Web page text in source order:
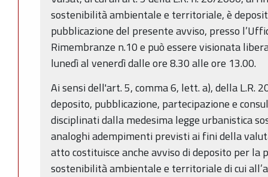
sostenibilità ambientale e territoriale, è
pubblicazione del presente avviso, presso
Rimembranze n.10 e può essere visionata
lunedì al venerdì dalle ore 8.30 alle ore 13.00.
Ai sensi dell'art. 5, comma 6, lett. a), della L.R.
deposito, pubblicazione, partecipazione e
disciplinati dalla medesima legge urbanistica
analoghi adempimenti previsti ai fini della
atto costituisce anche avviso di deposito per la
sostenibilità ambientale e territoriale di cui